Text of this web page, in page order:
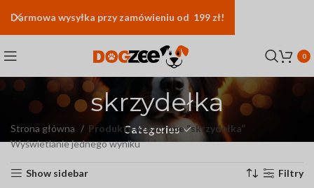
0
skrzydełka
Categories
Strona główna
Produkty oznaczone “skrzydełka”
Wyświetlanie jednego wyniku
Show sidebar Filtry
Darmowa wysyłka przy zamówieniu od 199 zł!